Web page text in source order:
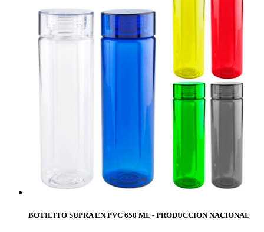
BOTILITO SUPRA EN PVC 650 ML - PRODUCCION NACIONAL